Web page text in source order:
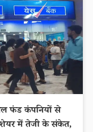
फंड कंपनियों से
में तेजी के संकेत,